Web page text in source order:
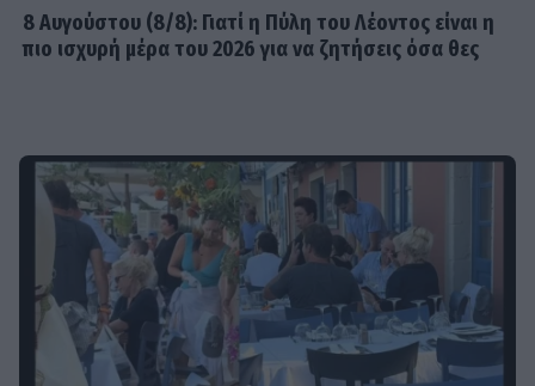
8 Aυγούστου (8/8): Γιατί η Πύλη του Λέοντος είναι η
πιο ισχυρή μέρα του 2026 για να ζητήσεις όσα θες